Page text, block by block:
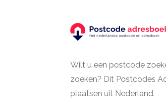
Wilt u een postcode
zoeken? Dit Postcodes
plaatsen uit Nederland.